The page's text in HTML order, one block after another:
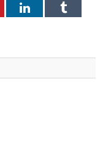
LinkedInTumblr